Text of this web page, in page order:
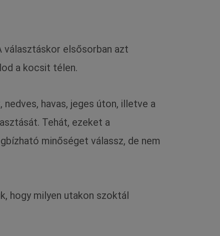
választáskor elsősorban azt
a kocsit télen.
havas, jeges úton, illetve a
Tehát, ezeket a
minőséget válassz, de nem
hogy milyen utakon szoktál